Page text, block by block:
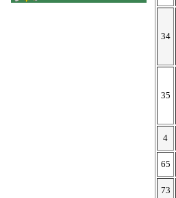
34
35
4
65
73